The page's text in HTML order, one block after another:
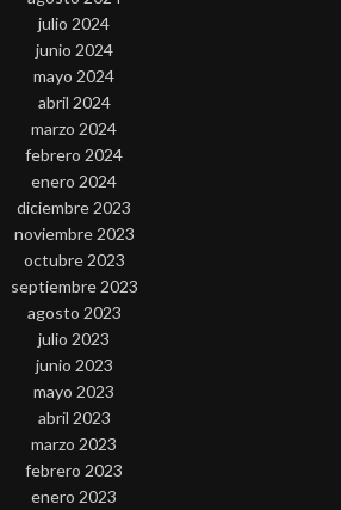
julio 2024
junio 2024
mayo 2024
abril 2024
marzo 2024
febrero 2024
enero 2024
diciembre 2023
noviembre 2023
octubre 2023
septiembre 2023
agosto 2023
julio 2023
junio 2023
mayo 2023
abril 2023
marzo 2023
febrero 2023
enero 2023